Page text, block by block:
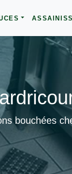
bouchées